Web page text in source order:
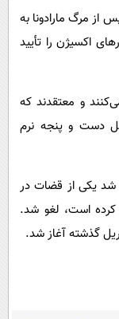
مرگ مارادونا به
اکسیژن را تأیید
و معتقدند که
دست و پنجه نرم
یکی از قضات در
است، لغو شد.
گذشته آغاز شد.